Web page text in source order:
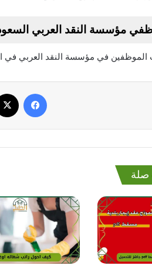
مؤسسة النقد العربي
في مؤسسة النقد العربي في المملكه العربيه
فيسبوك
صلة